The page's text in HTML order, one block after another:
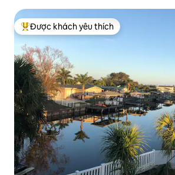
Được khách yêu thích nhất
Được khách yêu thích